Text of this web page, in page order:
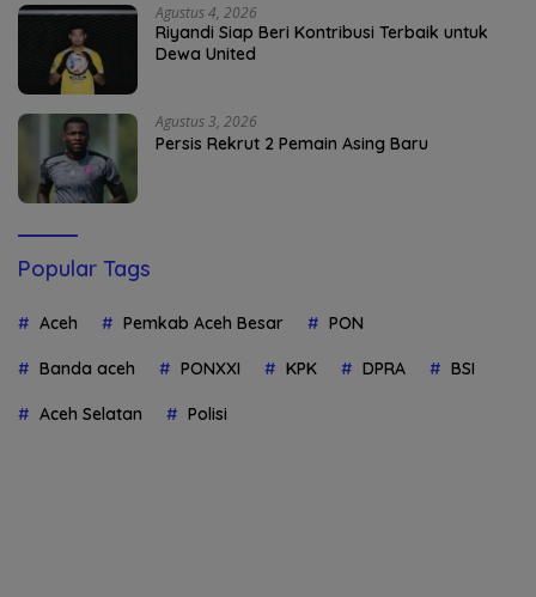
Agustus 4, 2026
Riyandi Siap Beri Kontribusi Terbaik untuk
Dewa United
Agustus 3, 2026
Persis Rekrut 2 Pemain Asing Baru
Popular Tags
Aceh Pemkab Aceh Besar PON
Banda aceh PONXXI KPK DPRA BSI
Aceh Selatan Polisi